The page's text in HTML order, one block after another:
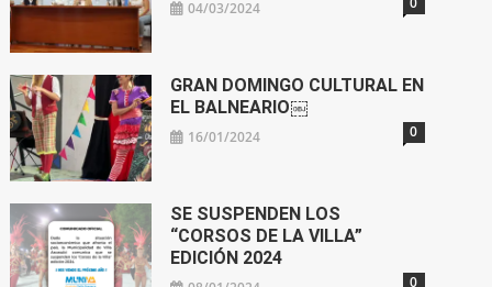
04/03/2024
GRAN DOMINGO CULTURAL EN
EL BALNEARIO￼
16/01/2024 0
SE SUSPENDEN LOS
“CORSOS DE LA VILLA”
EDICIÓN 2024
0